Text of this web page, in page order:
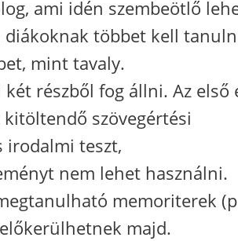
ami idén szembeötlő
diákoknak többet kell
mint tavaly.
részből fog állni. Az első
szövegértési
irodalmi teszt,
nem lehet használni.
memoriterek
majd.